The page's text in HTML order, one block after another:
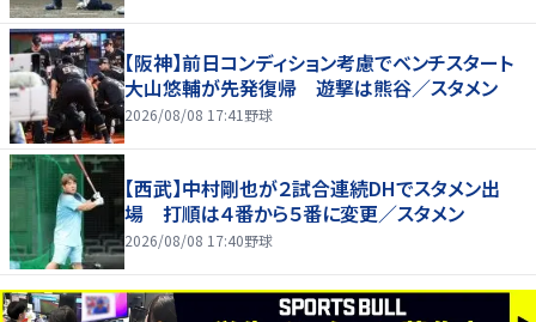
【阪神】前日コンディション考慮でベンチスタート
大山悠輔が先発復帰 遊撃は熊谷／スタメン
2026/08/08 17:41 野球
【西武】中村剛也が２試合連続DHでスタメン出
場 打順は４番から５番に変更／スタメン
2026/08/08 17:40野球